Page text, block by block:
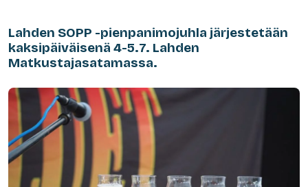
Lahden SOPP -pienpanimojuhla järjestetään
kaksipäiväisenä 4-5.7. Lahden
Matkustajasatamassa.